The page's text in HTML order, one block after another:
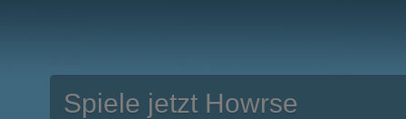
Spiele jetzt Howrse